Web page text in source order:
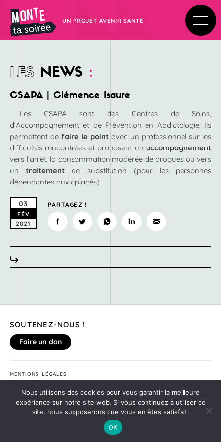
UN PROJET AVENIR SANTÉ
LES NEWS :
CSAPA | Clémence Isaure
Les CSAPA sont des Centres de Soins,
d’Accompagnement et de Prévention en Addictologie. Ils
permettent defaire le point avec un professionnel sur les
difficultés rencontrées et proposent un accompagnement
vers l’arrêt, la consommation modérée de drogues ou vers
untraitement de substitution (pour les personnes
dépendantes aux opiacés).
03
FÉV
2021
PARTAGEZ !
SOUTENEZ-NOUS !
Faire un don
MENTIONS LÉGALES
©2020
MONTE TA SOIRÉE
Nous utilisons des cookies pour vous garantir la meilleure
expérience sur notre site web. Si vous continuez à utiliser ce
site, nous supposerons que vous en êtes satisfait.
OK